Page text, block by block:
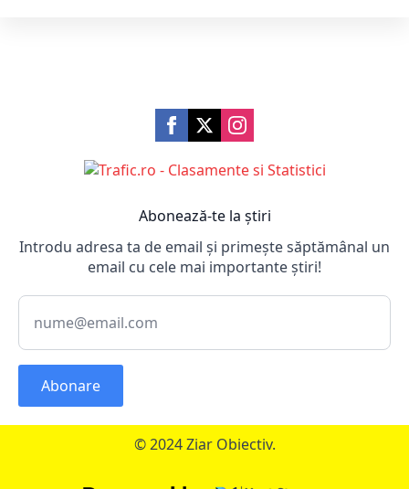
Abonează-te la știri
Introdu adresa ta de email și primește săptămânal un
email cu cele mai importante știri!
Abonare
© 2024 Ziar Obiectiv.